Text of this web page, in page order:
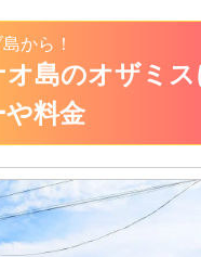
から！
オ島のオザミス
料金